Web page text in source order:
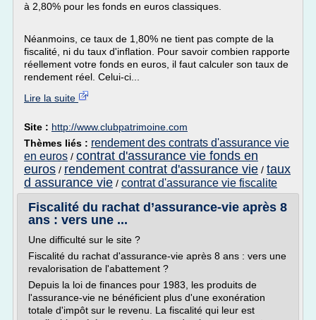
à 2,80% pour les fonds en euros classiques.
Néanmoins, ce taux de 1,80% ne tient pas compte de la
fiscalité, ni du taux d'inflation. Pour savoir combien rapporte
réellement votre fonds en euros, il faut calculer son taux de
rendement réel. Celui-ci...
Lire la suite
Site : http://www.clubpatrimoine.com
Thèmes liés : rendement des contrats d'assurance vie
en euros / contrat d'assurance vie fonds en
euros / rendement contrat d'assurance vie / taux
d assurance vie / contrat d'assurance vie fiscalite
Fiscalité du rachat d’assurance-vie après 8
ans : vers une ...
Une difficulté sur le site ?
Fiscalité du rachat d'assurance-vie après 8 ans : vers une
revalorisation de l'abattement ?
Depuis la loi de finances pour 1983, les produits de
l'assurance-vie ne bénéficient plus d'une exonération
totale d'impôt sur le revenu. La fiscalité qui leur est